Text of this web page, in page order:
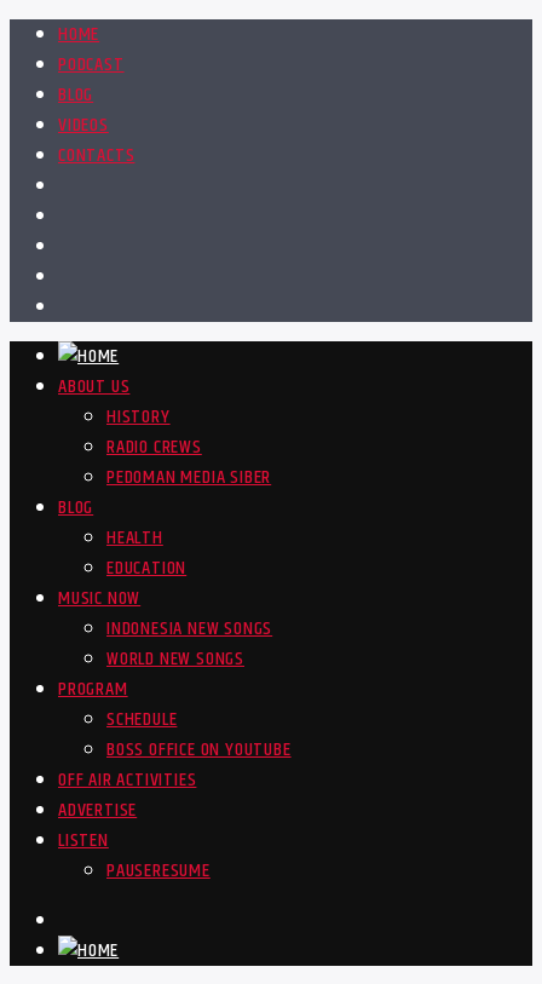
HOME
PODCAST
BLOG
VIDEOS
CONTACTS
ABOUT US
HISTORY
RADIO CREWS
PEDOMAN MEDIA SIBER
BLOG
HEALTH
EDUCATION
MUSIC NOW
INDONESIA NEW SONGS
WORLD NEW SONGS
PROGRAM
SCHEDULE
BOSS OFFICE ON YOUTUBE
OFF AIR ACTIVITIES
ADVERTISE
LISTEN
PAUSERESUME